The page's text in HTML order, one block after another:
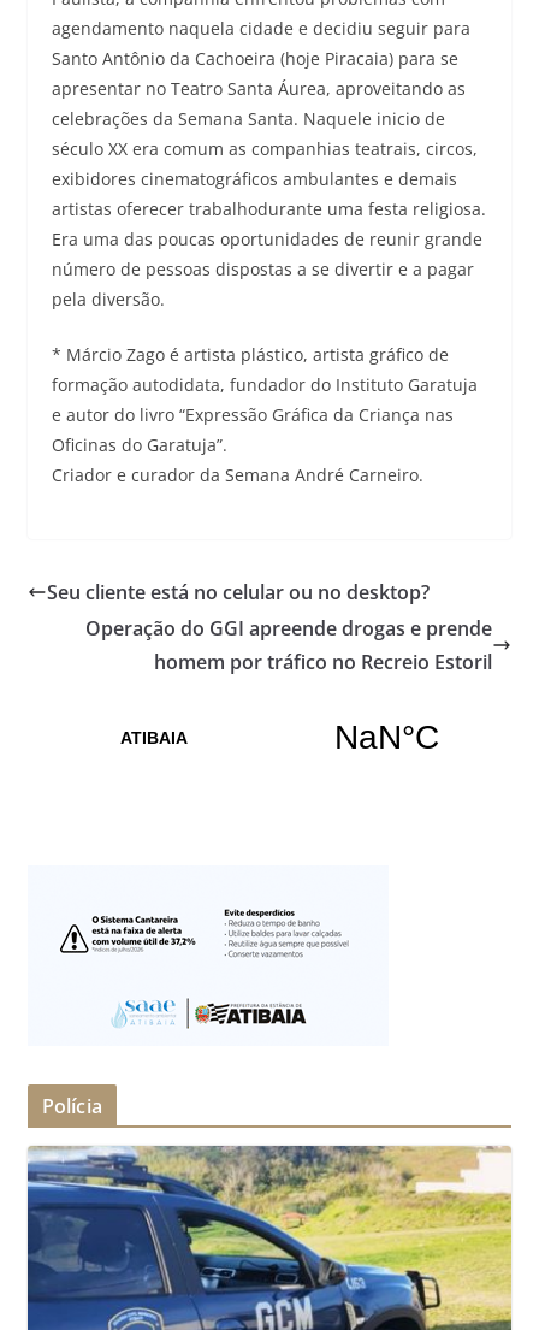
agendamento naquela cidade e decidiu seguir para
Santo Antônio da Cachoeira (hoje Piracaia) para se
apresentar no Teatro Santa Áurea, aproveitando as
celebrações da Semana Santa. Naquele inicio de
século XX era comum as companhias teatrais, circos,
exibidores cinematográficos ambulantes e demais
artistas oferecer trabalhodurante uma festa religiosa.
Era uma das poucas oportunidades de reunir grande
número de pessoas dispostas a se divertir e a pagar
pela diversão.
* Márcio Zago é artista plástico, artista gráfico de
formação autodidata, fundador do Instituto Garatuja
e autor do livro “Expressão Gráfica da Criança nas
Oficinas do Garatuja”.
Criador e curador da Semana André Carneiro.
Seu cliente está no celular ou no desktop?
Operação do GGI apreende drogas e prende
homem por tráfico no Recreio Estoril
Polícia